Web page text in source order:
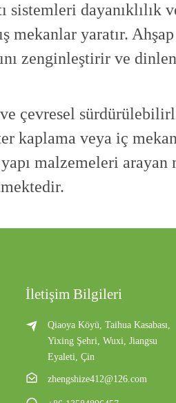
sistemleri dayanıklılık
yaratır. Ahşap
zenginleştirir ve
çevresel
kaplama veya iç
malzemeleri arayan
İletişim Bilgileri
Qiaoya Köyü, Taihua Kasabası,
Yixing Şehri, Wuxi, Jiangsu
Eyaleti, Çin
zhengshize412@126.com